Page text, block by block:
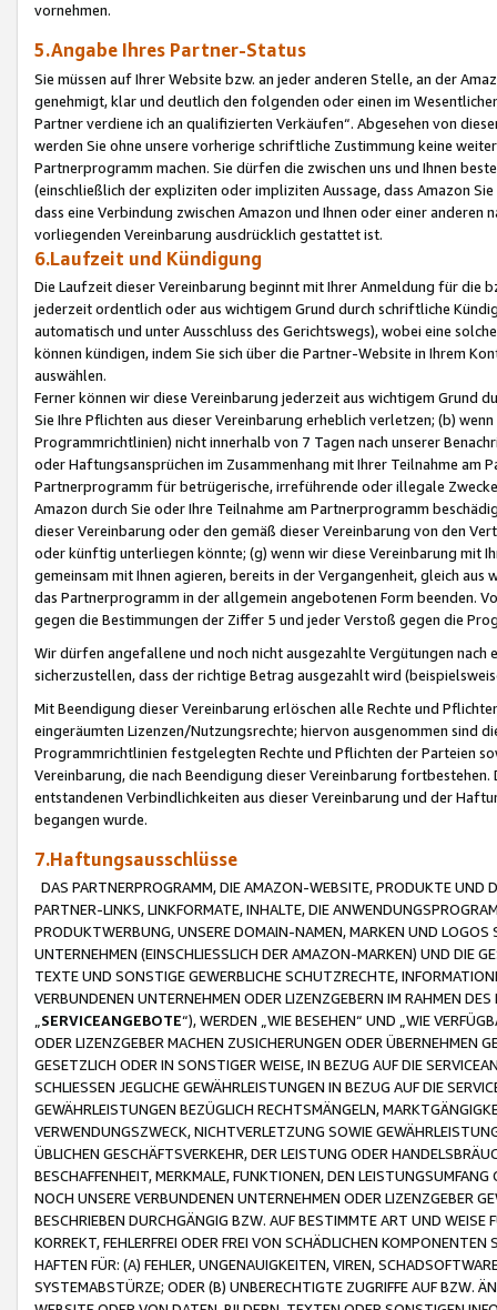
vornehmen.
5.Angabe Ihres Partner-Status
Sie müssen auf Ihrer Website bzw. an jeder anderen Stelle, an der
genehmigt, klar und deutlich den folgenden oder einen im
Partner verdiene ich an qualifizierten Verkäufen“. Abgesehen von
werden Sie ohne unsere vorherige schriftliche Zustimmung keine
Partnerprogramm machen. Sie dürfen die zwischen uns und Ihnen
(einschließlich der expliziten oder impliziten Aussage, dass Amazon
dass eine Verbindung zwischen Amazon und Ihnen oder einer
vorliegenden Vereinbarung ausdrücklich gestattet ist.
6.Laufzeit und Kündigung
Die Laufzeit dieser Vereinbarung beginnt mit Ihrer Anmeldung für die
jederzeit ordentlich oder aus wichtigem Grund durch schriftliche
automatisch und unter Ausschluss des Gerichtswegs), wobei eine
können kündigen, indem Sie sich über die Partner-Website in Ihrem
auswählen.
Ferner können wir diese Vereinbarung jederzeit aus wichtigem Grund
Sie Ihre Pflichten aus dieser Vereinbarung erheblich verletzen; (b)
Programmrichtlinien) nicht innerhalb von 7 Tagen nach unserer
oder Haftungsansprüchen im Zusammenhang mit Ihrer Teilnahme am
Partnerprogramm für betrügerische, irreführende oder illegale
Amazon durch Sie oder Ihre Teilnahme am Partnerprogramm
dieser Vereinbarung oder den gemäß dieser Vereinbarung von den
oder künftig unterliegen könnte; (g) wenn wir diese Vereinbarung mit
gemeinsam mit Ihnen agieren, bereits in der Vergangenheit, gleich
das Partnerprogramm in der allgemein angebotenen Form beenden.
gegen die Bestimmungen der Ziffer 5 und jeder Verstoß gegen die
Wir dürfen angefallene und noch nicht ausgezahlte Vergütungen
sicherzustellen, dass der richtige Betrag ausgezahlt wird
Mit Beendigung dieser Vereinbarung erlöschen alle Rechte und
eingeräumten Lizenzen/Nutzungsrechte; hiervon ausgenommen sind
Programmrichtlinien festgelegten Rechte und Pflichten der Parteien
Vereinbarung, die nach Beendigung dieser Vereinbarung
entstandenen Verbindlichkeiten aus dieser Vereinbarung und der
begangen wurde.
7.Haftungsausschlüsse
DAS PARTNERPROGRAMM, DIE AMAZON-WEBSITE, PRODUKTE UND
PARTNER-LINKS, LINKFORMATE, INHALTE, DIE
PRODUKTWERBUNG, UNSERE DOMAIN-NAMEN, MARKEN UND
UNTERNEHMEN (EINSCHLIESSLICH DER AMAZON-MARKEN) UND DIE
TEXTE UND SONSTIGE GEWERBLICHE SCHUTZRECHTE,
VERBUNDENEN UNTERNEHMEN ODER LIZENZGEBERN IM RAHMEN
SERVICEANGEBOTE“), WERDEN „WIE BESEHEN“ UND „WIE
ODER LIZENZGEBER MACHEN ZUSICHERUNGEN ODER ÜBERNEHMEN
GESETZLICH ODER IN SONSTIGER WEISE, IN BEZUG AUF DIE
SCHLIESSEN JEGLICHE GEWÄHRLEISTUNGEN IN BEZUG AUF DIE
GEWÄHRLEISTUNGEN BEZÜGLICH RECHTSMÄNGELN,
VERWENDUNGSZWECK, NICHTVERLETZUNG SOWIE
ÜBLICHEN GESCHÄFTSVERKEHR, DER LEISTUNG ODER
BESCHAFFENHEIT, MERKMALE, FUNKTIONEN, DEN
NOCH UNSERE VERBUNDENEN UNTERNEHMEN ODER LIZENZGEBER
BESCHRIEBEN DURCHGÄNGIG BZW. AUF BESTIMMTE ART UND
KORREKT, FEHLERFREI ODER FREI VON SCHÄDLICHEN
HAFTEN FÜR: (A) FEHLER, UNGENAUIGKEITEN, VIREN,
SYSTEMABSTÜRZE; ODER (B) UNBERECHTIGTE ZUGRIFFE AUF BZW.